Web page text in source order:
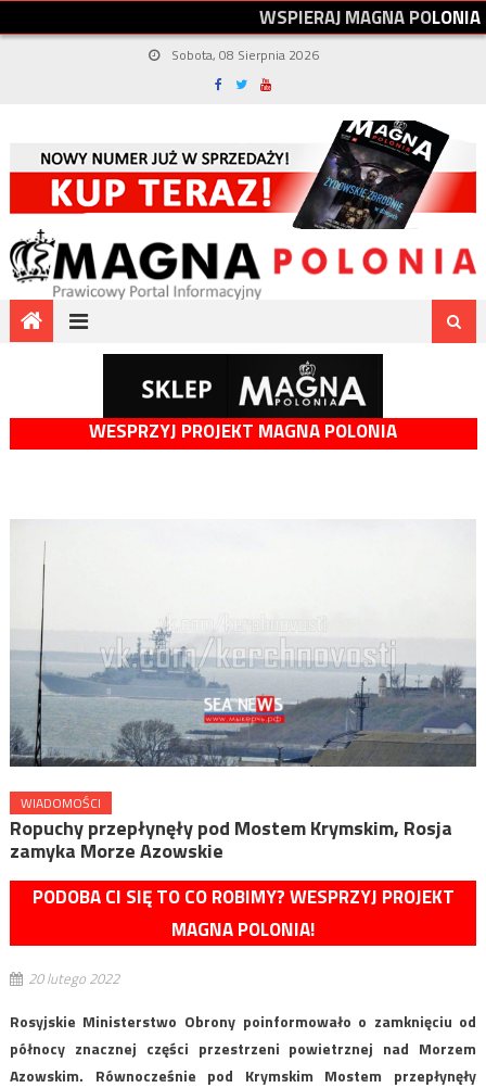
WSPIERAJMAGNAPOLONIA
Sobota, 08 Sierpnia 2026
WESPRZYJ PROJEKT MAGNA POLONIA
WIADOMOŚCI
Ropuchy przepłynęły pod Mostem Krymskim, Rosja
zamyka Morze Azowskie
PODOBA CI SIĘ TO CO ROBIMY? WESPRZYJ PROJEKT
MAGNA POLONIA!
20 lutego 2022
Rosyjskie Ministerstwo Obrony poinformowało o zamknięciu od
północy znacznej części przestrzeni powietrznej nad Morzem
Azowskim. Równocześnie pod Krymskim Mostem przepłynęły